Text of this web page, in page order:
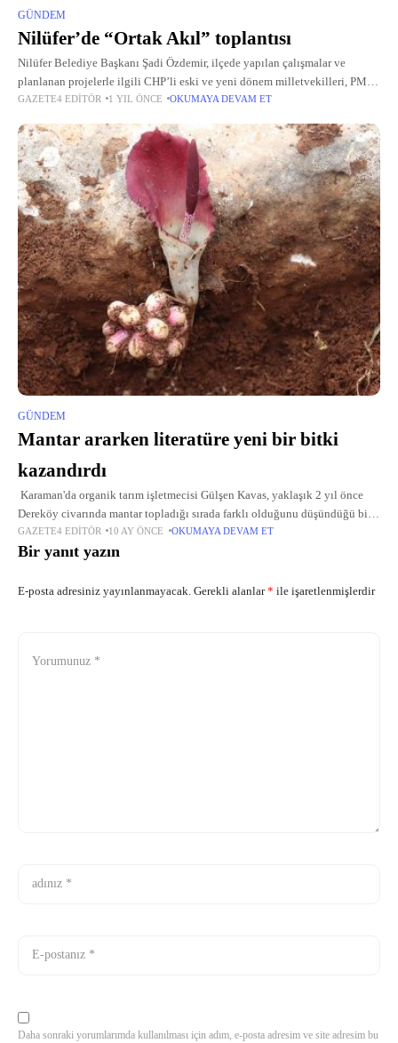
GÜNDEM
Nilüfer’de “Ortak Akıl” toplantısı
Nilüfer Belediye Başkanı Şadi Özdemir, ilçede yapılan çalışmalar ve
planlanan projelerle ilgili CHP’li eski ve yeni dönem milletvekilleri, PM
Üyeleri, Nilüfer Belediye Meclisi Üyeleri ve CHP İlçe Başkanı’nın
GAZETE4 EDITÖR 1 YIL ÖNCE OKUMAYA DEVAM ET
GÜNDEM
Mantar ararken literatüre yeni bir bitki
kazandırdı
Karaman'da organik tarım işletmecisi Gülşen Kavas, yaklaşık 2 yıl önce
Dereköy civarında mantar topladığı sırada farklı olduğunu düşündüğü bir
bitkiye rastladı. Kavas, bitkiyi fotoğraflayarak Karamanoğlu Mehmetbey
Üniversitesi Biyoçeşitlilik
GAZETE4 EDITÖR 10 AY ÖNCE OKUMAYA DEVAM ET
Bir yanıt yazın
E-posta adresiniz yayınlanmayacak. Gerekli alanlar* ile işaretlenmişlerdir
Daha sonraki yorumlarımda kullanılması için adım, e-posta adresim ve site adresim bu